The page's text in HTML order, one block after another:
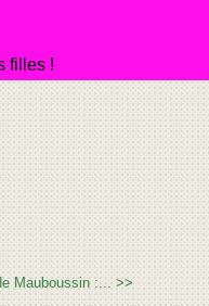
filles !
Mauboussin :... >>